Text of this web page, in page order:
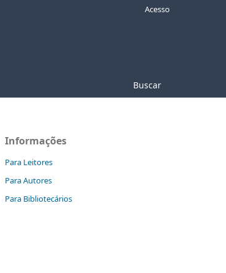
Buscar
Acesso
Informações
Para Leitores
Para Autores
Para Bibliotecários